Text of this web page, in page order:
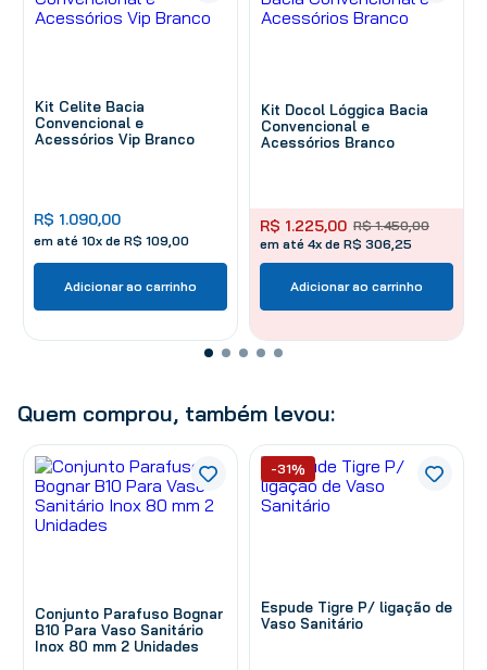
Kit Celite Bacia
Convencional e
Acessórios Vip Branco
R$ 1.090,00
em até 10x de R$ 109 00
Adicionar ao carrinho
Kit Docol Lóggica Bacia
Convencional e
Acessórios Branco
R$ 1.450,00
R$ 1.225,00
em até 4x de R$ 306,25
Adicionar ao carrinho
Quem comprou, também levou:
Conjunto Parafuso Bognar
B10 Para Vaso Sanitário
Inox 80 mm 2 Unidades
Espude Tigre P/ ligação de
Vaso Sanitário
-31%